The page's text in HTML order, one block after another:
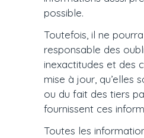
possible.
Toutefois, il ne
responsable des
inexactitudes et des
mise à jour, qu’elles
ou du fait des tiers
fournissent ces
Toutes les